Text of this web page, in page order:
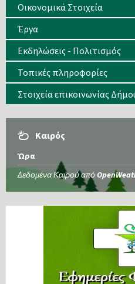
Οικονομικά Στοιχεία
Έργα
Εκδηλώσεις - Πολιτισμός
Τοπικές πληροφορίες
Στοιχεία επικοινωνίας
Καιρός
Ώρα
Δεδομένα Καιρού από